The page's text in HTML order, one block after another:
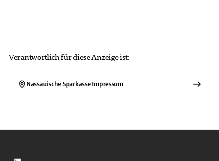
Verantwortlich für diese Anzeige ist:
Nassauische SparkasseImpressum